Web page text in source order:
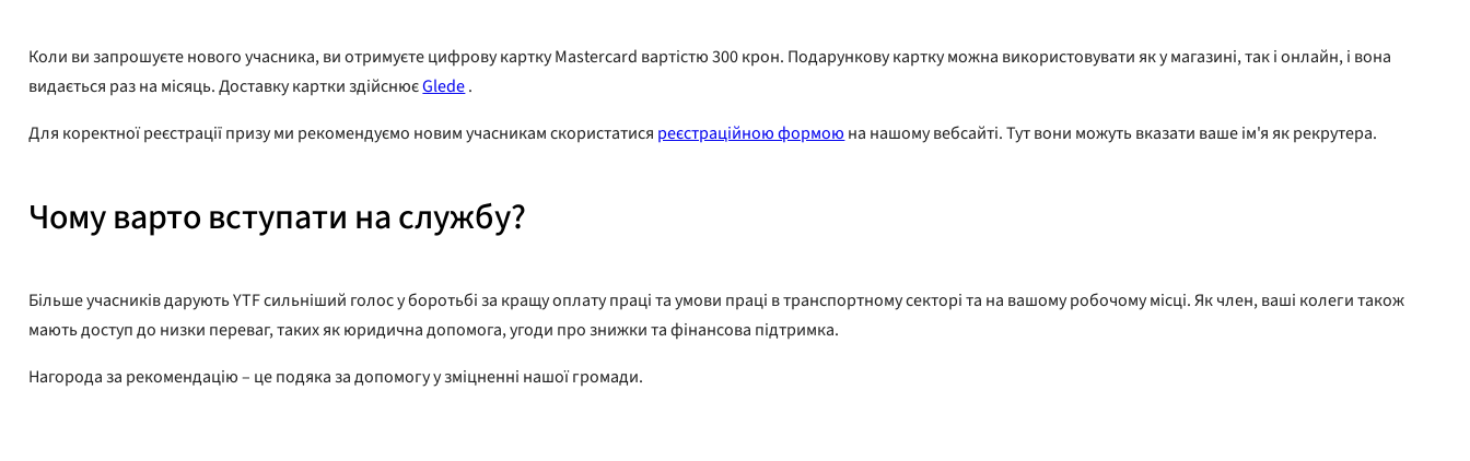
Коли ви запрошуєте нового учасника, ви отримуєте цифрову картку Mastercard вартістю 300 крон. Подарункову картку можна використовувати як у магазині, так і онлайн, і вона
видається раз на місяць. Доставку картки здійснюєGlede.
Для коректної реєстрації призу ми рекомендуємо новим учасникам скористатися реєстраційною формою на нашому вебсайті. Тут вони можуть вказати ваше ім'я як рекрутера.
Чому варто вступати на службу?
Більше учасників дарують YTF сильніший голос у боротьбі за кращу оплату праці та умови праці в транспортному секторі та на вашому робочому місці. Як член, ваші колеги також
мають доступ до низки переваг, таких як юридична допомога, угоди про знижки та фінансова підтримка.
Нагорода за рекомендацію – це подяка за допомогу у зміцненні нашої громади.